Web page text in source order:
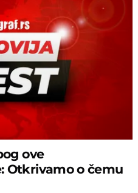
ove
Otkrivamo o čemu